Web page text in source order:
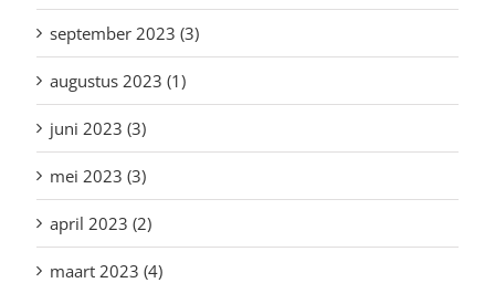
september 2023 (3)
augustus 2023 (1)
juni 2023 (3)
mei 2023 (3)
april 2023 (2)
maart 2023 (4)